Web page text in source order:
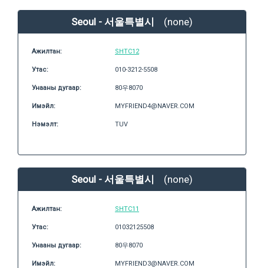
Seoul - 서울특별시 (none)
Ажилтан: SHTC12
Утас: 010-3212-5508
Унааны дугаар: 80우8070
Имэйл: MYFRIEND4@NAVER.COM
Нэмэлт: TUV
Seoul - 서울특별시 (none)
Ажилтан: SHTC11
Утас: 01032125508
Унааны дугаар: 80우8070
Имэйл: MYFRIEND3@NAVER.COM